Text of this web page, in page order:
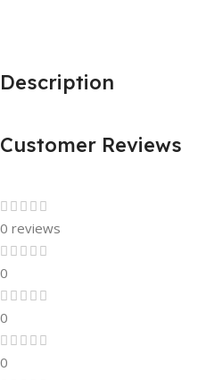
Description
Customer Reviews
0 reviews
0
0
0